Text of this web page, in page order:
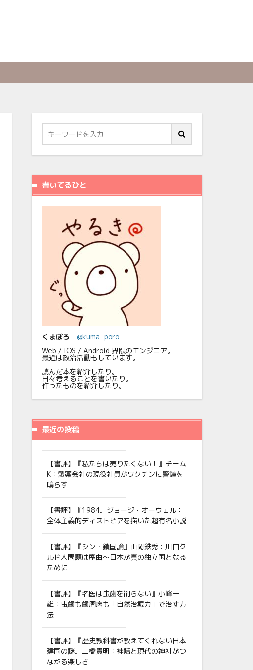
書いてるひと
くまぽろ
@kuma_poro
Web / iOS / Android 界隈のエンジニア。
最近は政治活動もしています。
読んだ本を紹介したり。
日々考えることを書いたり。
作ったものを紹介したり。
最近の投稿
【書評】『私たちは売りたくない！』チーム
K：製薬会社の現役社員がワクチンに警鐘を
鳴らす
【書評】『1984』ジョージ・オーウェル：
全体主義的ディストピアを描いた超有名小説
【書評】『シン・鎖国論』山岡鉄秀：川口ク
ルド人問題は序曲〜日本が真の独立国となる
ために
【書評】『名医は虫歯を削らない』小峰一
雄：虫歯も歯周病も「自然治癒力」で治す方
法
【書評】『歴史教科書が教えてくれない日本
建国の謎』三橋貴明：神話と現代の神社がつ
ながる楽しさ